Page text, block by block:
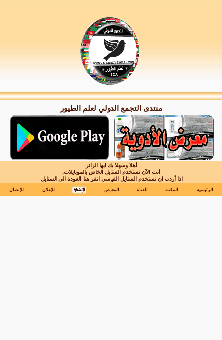
منتدى التجمع الدولي لعلم الطيور
أهلا وسهلا بك ايها الزائر
أنت الآن تستخدم الستايل الخاص بالموبايلات,
اذا أردت ان تستخدم الستايل القياسي انقر هنا العودة الى الستايل
الرئيسية المكتبة القناة المعرض للإعلان للإتصال